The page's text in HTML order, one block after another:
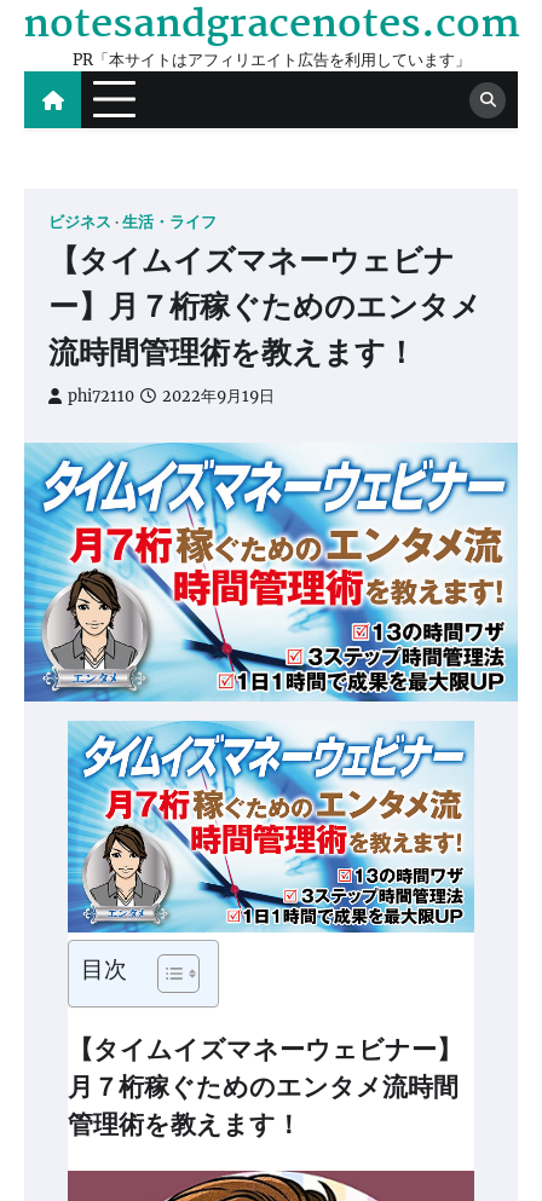
Skip
content
notesandgracenotes.com
PR「本サイトはアフィリエイト広告を利用しています」
ビジネス 生活・ライフ
【タイムイズマネーウェビナ
ー】月７桁稼ぐためのエンタメ
流時間管理術を教えます！
phi72110 2022年9月19日
目次
【タイムイズマネーウェビナー】
月７桁稼ぐためのエンタメ流時間
管理術を教えます！